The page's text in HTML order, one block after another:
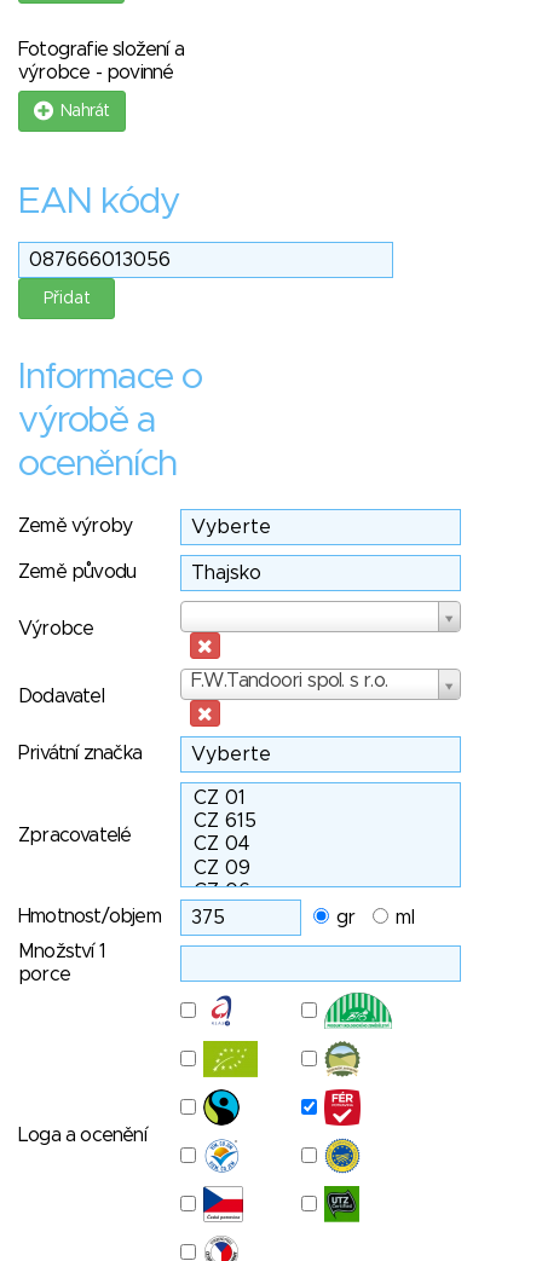
Fotografie složení a
výrobce - povinné
Nahrát
EAN kódy
Informace o
výrobě a
oceněních
Země výroby
Země původu
Výrobce
Dodavatel
F.W.Tandoori spol. s r.o.
Dodavatel
Privátní značka
Zpracovatelé
Hmotnost/objem gr
ml
Množství 1
porce
Loga a ocenění